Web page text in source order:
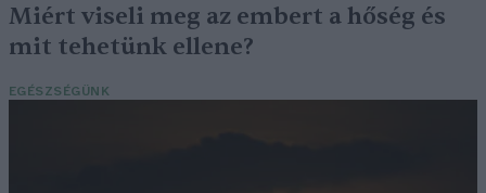
Miért viseli meg az embert a hőség és
mit tehetünk ellene?
EGÉSZSÉGÜNK